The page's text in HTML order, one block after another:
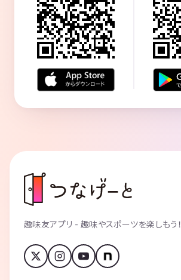
趣味友アプリ - 趣味やスポーツを楽しもう！